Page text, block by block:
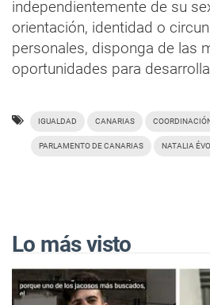
independientemente de su
orientación, identidad o
personales, disponga de las
oportunidades para
IGUALDAD CANARIAS
PARLAMENTO DE CANARIAS NATALIA
Lo más visto